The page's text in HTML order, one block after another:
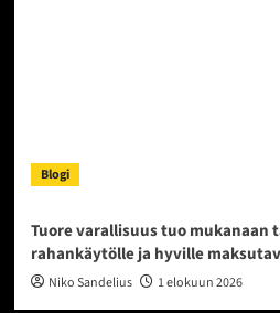
Blogi
Tuore varallisuus tuo mukanaan
rahankäytölle ja hyville
Niko Sandelius 1 elokuun 2026